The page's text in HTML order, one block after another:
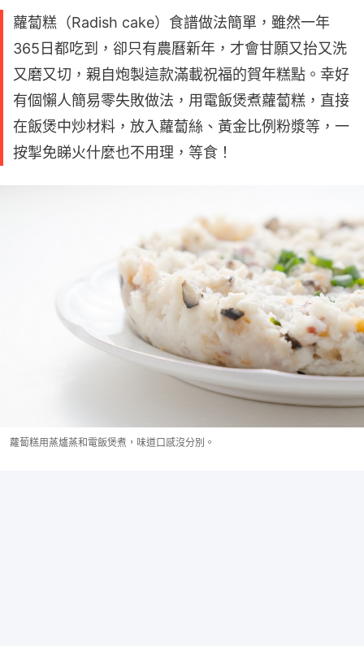
蘿蔔糕（Radish cake）食譜做法簡單，雖然一年
365日都吃到，卻只有農曆新年，才會甘願又抬又洗
又磨又切，親自炮製這款滿載祝福的賀年糕點。幸好
有個懶人簡易零失敗做法，用電飯煲煮蘿蔔糕，直接
在飯煲中炒材料，放入蘿蔔絲、黃金比例粉漿等，一
按掣免睇火什麼也不用理，等食！
蘿蔔糕用蒸爐蒸和電飯煲煮，味道口感沒分別。